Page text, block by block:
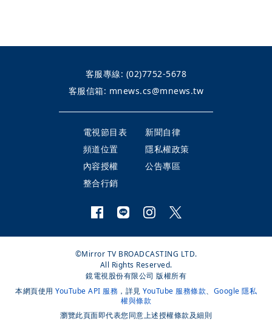
客服專線: (02)7752-5678
客服信箱: mnews.cs@mnews.tw
電視節目表
新聞自律
頻道位置
隱私權政策
內容授權
公告專區
整合行銷
©Mirror TV BROADCASTING LTD.
All Rights Reserved.
鏡電視股份有限公司 版權所有
本網頁使用 YouTube API 服務 ，詳見 YouTube 服務條款、 Google 隱私
權與條款
瀏覽此頁面即代表您同意上述授權條款及細則